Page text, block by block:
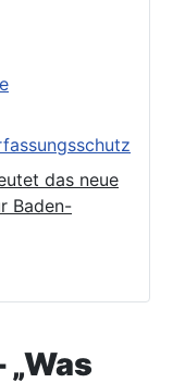
das neue
Baden-